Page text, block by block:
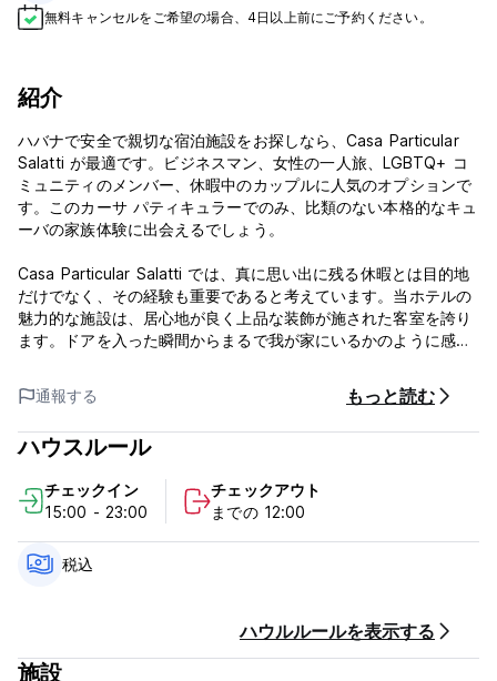
無料キャンセルをご希望の場合、4日以上前にご予約ください。
紹介
ハバナで安全で親切な宿泊施設をお探しなら、Casa Particular
Salatti が最適です。ビジネスマン、女性の一人旅、LGBTQ+ コ
ミュニティのメンバー、休暇中のカップルに人気のオプションで
す。このカーサ パティキュラーでのみ、比類のない本格的なキュ
ーバの家族体験に出会えるでしょう。
Casa Particular Salatti では、真に思い出に残る休暇とは目的地
だけでなく、その経験も重要であると考えています。当ホテルの
魅力的な施設は、居心地が良く上品な装飾が施された客室を誇り
ます。ドアを入った瞬間からまるで我が家にいるかのように感じ
ちのカーサ パティキュラは、快適さ、便利さ、信頼性の完璧な融
合を提供します。
ハバナの中心部に位置する当ゲストハウスは、快適さ、スタイ
を提供しています。魅力的な当ホテルに一歩足を踏み入れると、
まるで我が家にいるかのように感じていただけるフレンドリーな
スタッフが出迎えてくれます。一人旅でも、ロマンチックな休暇
を過ごすカップルでも、忘れられない休暇を探している家族連れ
ド ブレックファストで、魅力と静けさの世界に足を踏み入れてく
通報する もっと読む
ハウスルール
チェックイン
15:00 - 23:00
チェックアウト
までの 12:00
税込
ハウルルールを表示する
施設